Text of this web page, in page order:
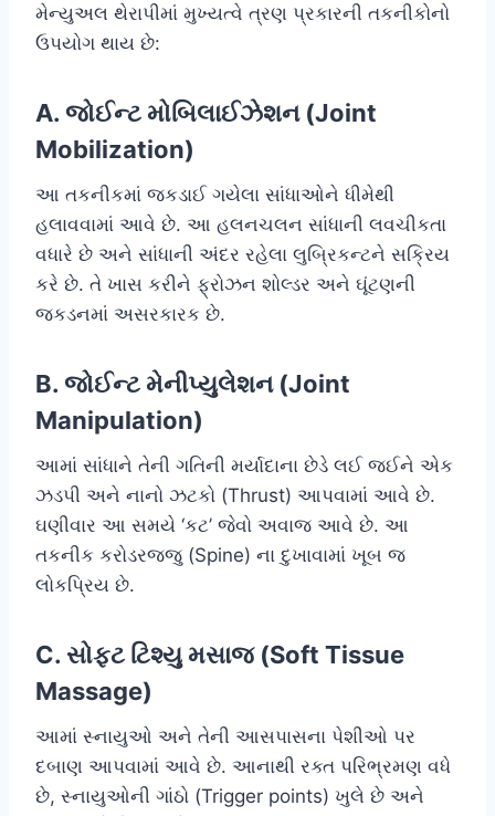
મેન્યુઅલ થેરાપીમાં મુખ્યત્વે ત્રણ પ્રકારની તકનીકોનો
ઉપયોગ થાય છે:
A. જોઈન્ટ મોબિલાઈઝેશન (Joint
Mobilization)
આ તકનીકમાં જકડાઈ ગયેલા સાંધાઓને ધીમેથી
હલાવવામાં આવે છે. આ હલનચલન સાંધાની લવચીકતા
વધારે છે અને સાંધાની અંદર રહેલા લુબ્રિકન્ટને સક્રિય
કરે છે. તે ખાસ કરીને ફ્રોઝન શોલ્ડર અને ઘૂંટણની
જકડનમાં અસરકારક છે.
B. જોઈન્ટ મેનીપ્યુલેશન (Joint
Manipulation)
આમાં સાંધાને તેની ગતિની મર્યાદાના છેડે લઈ જઈને એક
ઝડપી અને નાનો ઝટકો (Thrust) આપવામાં આવે છે.
ઘણીવાર આ સમયે ‘કટ’ જેવો અવાજ આવે છે. આ
તકનીક કરોડરજ્જુ (Spine) ના દુખાવામાં ખૂબ જ
લોકપ્રિય છે.
C. સોફ્ટ ટિશ્યુ મસાજ (Soft Tissue
Massage)
આમાં સ્નાયુઓ અને તેની આસપાસના પેશીઓ પર
દબાણ આપવામાં આવે છે. આનાથી રક્ત પરિભ્રમણ વધે
છે, સ્નાયુઓની ગાંઠો (Trigger points) ખુલે છે અને